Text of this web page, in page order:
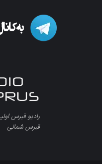
رادیو قبرس
قبرس شمالی